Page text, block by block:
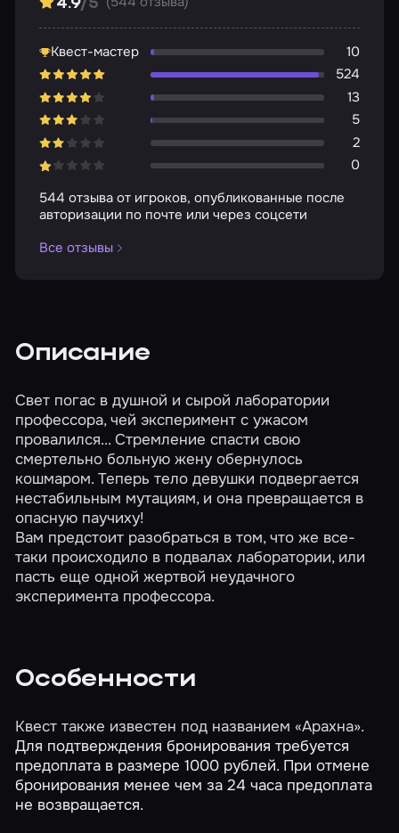
4.9/5
Квест-мастер
10
524
13
5
2
0
544 отзыва от игроков, опубликованные после
авторизации по почте или через соцсети
Все отзывы
Описание
Свет погас в душной и сырой лаборатории
профессора, чей эксперимент с ужасом
провалился... Стремление спасти свою
смертельно больную жену обернулось
кошмаром. Теперь тело девушки подвергается
нестабильным мутациям, и она превращается в
опасную паучиху!
Вам предстоит разобраться в том, что же все-
таки происходило в подвалах лаборатории, или
пасть еще одной жертвой неудачного
эксперимента профессора.
Особенности
Квест также известен под названием «Арахна».
Для подтверждения бронирования требуется
предоплата в размере 1000 рублей. При отмене
бронирования менее чем за 24 часа предоплата
не возвращается.